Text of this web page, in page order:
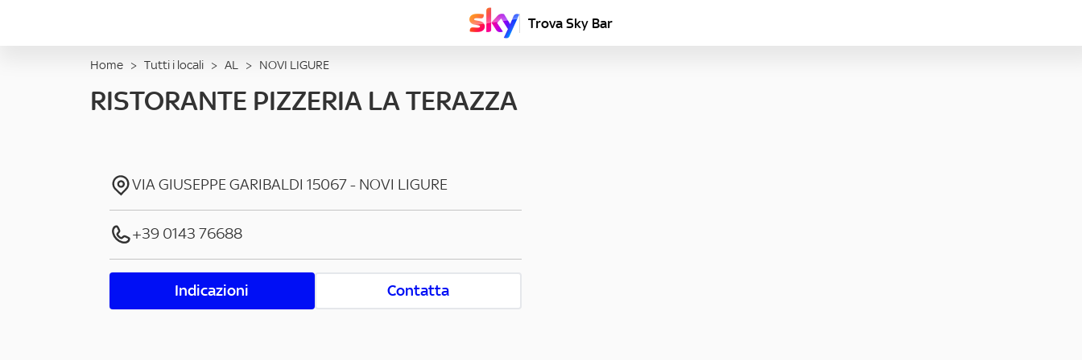
Trova Sky Bar
Home > Tutti i locali > AL > NOVI LIGURE
RISTORANTE PIZZERIA LA TERAZZA
VIA GIUSEPPE GARIBALDI 15067- NOVI LIGURE
+39 0143 76688
Indicazioni Contatta